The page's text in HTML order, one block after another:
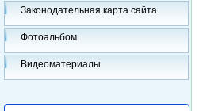
Законодательная карта сайта
Фотоальбом
Видеоматериалы